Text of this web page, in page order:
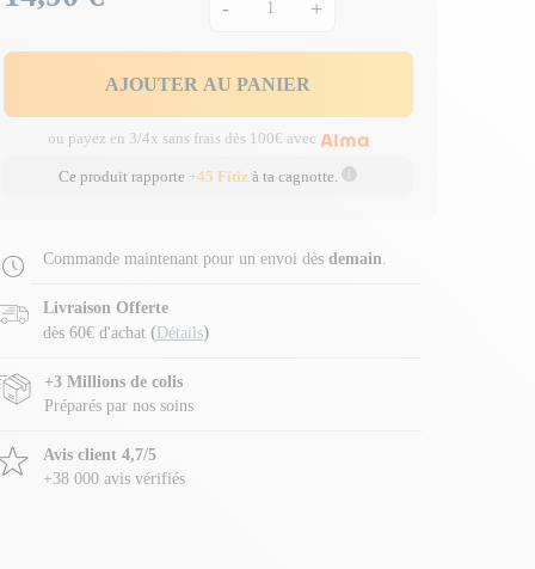
- +
AJOUTER AU PANIER
ou payez en 3/4x sans frais dès 100€ avec
Ce produit rapporte +45 Fitiz à ta cagnotte.
Commande maintenant pour un envoi dès demain.
Livraison Offerte
dès 60€ d'achat ( Détails)
+3 Millions de colis
Préparés par nos soins
Avis client 4,7/5
+38 000 avis vérifiés